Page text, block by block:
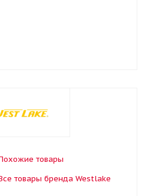
товары
товары бренда Westlake